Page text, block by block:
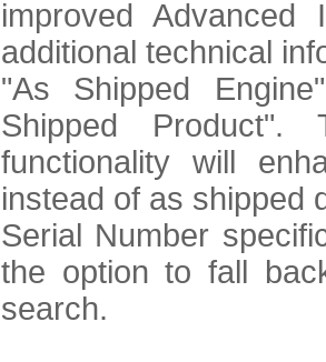
improved Advanced
additional technical
"As Shipped
Shipped Product".
functionality will
instead of as shipped
Serial Number
the option to fall
search.